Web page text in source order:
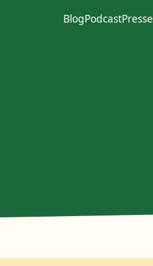
BlogPodcastPresse